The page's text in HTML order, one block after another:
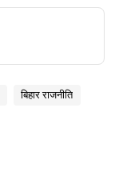
बिहार राजनीति